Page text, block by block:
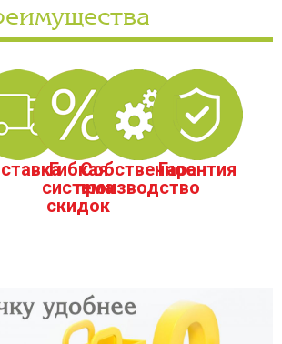
Гибкая
система
скидок
Собственное
производство
Гарантия